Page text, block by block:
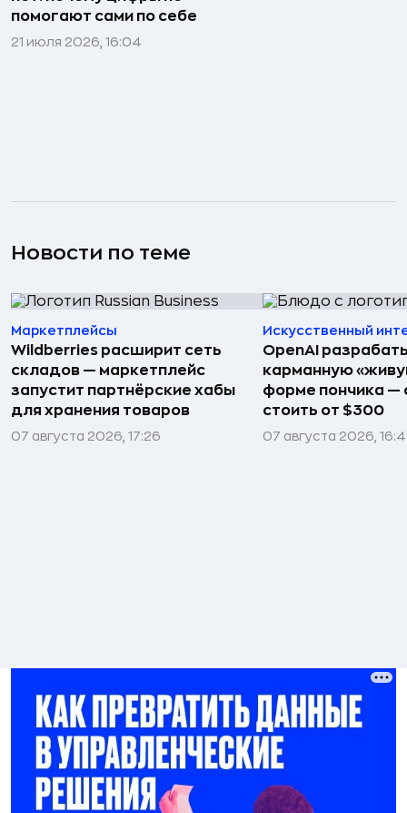
помогают сами по себе
21 июля 2026, 16:04
Новости по теме
Маркетплейсы
Wildberries расширит сеть
складов — маркетплейс
запустит партнёрские хабы
для хранения товаров
07 августа 2026, 17:26
Искусственный
OpenAI
карманную
форме пончика —
стоить от $300
07 августа 2026,